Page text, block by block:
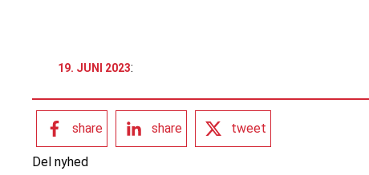
19. JUNI 2023:
share share tweet
Del nyhed